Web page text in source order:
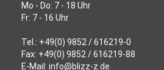
Mo - Do: 7 - 18 Uhr
Fr: 7 - 16 Uhr
Tel.: +49(0) 9852 / 616219-0
Fax: +49(0) 9852 / 616219-88
E-Mail: info@blizz-z.de